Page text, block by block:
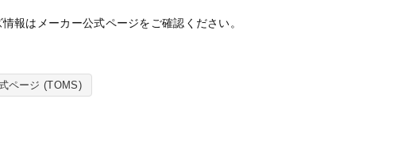
報はメーカー公式ページをご確認ください。
ページ (TOMS)